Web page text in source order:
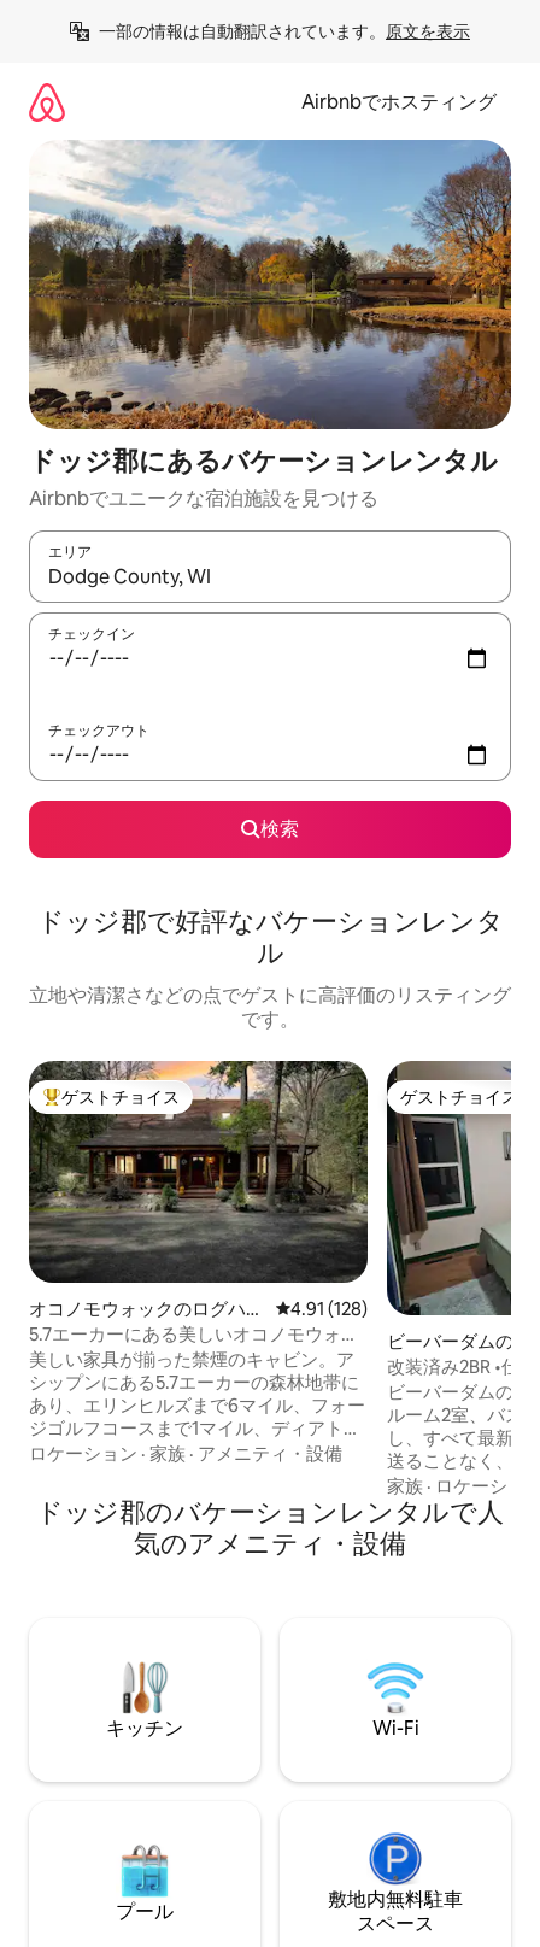
一部の情報は自動翻訳されています。 原文を表示
Airbnbでホスティング
ドッジ郡にあるバケーションレンタル
Airbnbでユニークな宿泊施設を見つける
エリア
検索結果が表示されたら、上下の矢印キーを使って移動するか
チェックイン
チェックアウト
検索
ドッジ郡で好評なバケーションレンタ
ル
立地や清潔さなどの点でゲストに高評価のリスティング
です。
大好評のゲストチョイスです。
ゲストチョイス
オコノモウォックのログハウ
ス
レビュー128件、5つ星中4.91つ
4.91 (128)
5.7エーカーにある美しいオコノモウォッ
クのログハウス
美しい家具が揃った禁煙のキャビン。ア
シップンにある5.7エーカーの森林地帯に
あり、エリンヒルズまで6マイル、フォー
ジゴルフコースまで1マイル、ディアトラ
ックまで2マイル、ラックラベルゴルフ/
お部屋：ソファ1台と椅子1脚、石造りの
暖炉 フルバスルーム2室、寝室4室、3階
建て：2階、1階、地下室。リビングルー
引き出し式シングルマットレス2枚、ブラ
ンコセット、砂場、ツリーハウス、焚き
火台2つ、裏デッキ、グリル、パティオ家
ロケーション · 家族 · アメニティ・設備
ゲストチョイス
ゲストチョイス
ビーバーダムの一
改装済み2BR •仕
スハイウェイ33
ビーバーダムの
ルーム2室、バス
し、すべて最新
送ることなく、素
す。ベッドルーム
ズベッド、もう1
ドをご用意。どち
を完備。館内全域
の景色を望めます
ッジは、過酷な生
朴な雰囲気を味わ
家族 · ロケーショ
ドッジ郡のバケーションレンタルで人
気のアメニティ・設備
キッチン Wi-Fi
プール
敷地内無料駐⁠車
ス⁠ペ⁠ー⁠ス